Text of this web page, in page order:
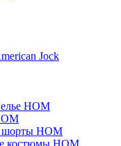
Jock
HOM
HOM
костюмы HOM